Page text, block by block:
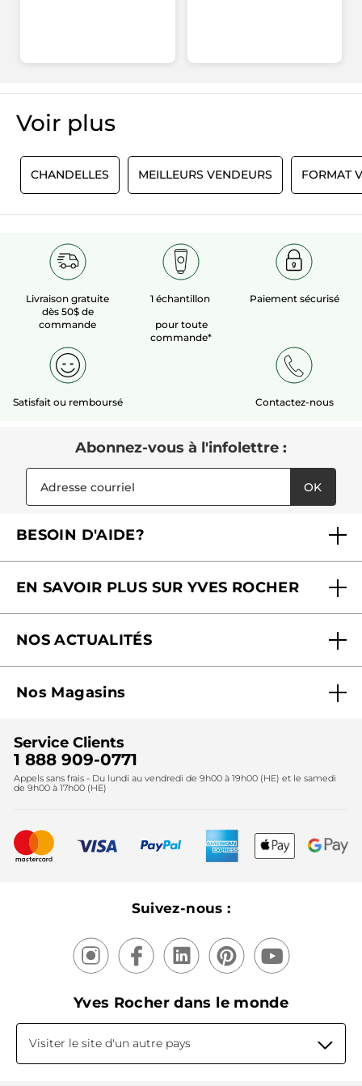
Voir plus​
CHANDELLES MEILLEURS VENDEURS FORMAT
Livraison gratuite
dès 50$ de
commande
1 échantillon
pour toute
commande*
Paiement sécurisé
Satisfait ou remboursé Contactez-nous
Abonnez-vous à l'infolettre :
OK
BESOIN D'AIDE?
Contactez-nous
Offre Courrier / Magazine
Accessibilité
Cadeaux corporatifs
EN SAVOIR PLUS SUR YVES ROCHER
Pourquoi nous faire confiance ?
Fondation Yves Rocher
2024
Lutte contre le travail forcé et le travail des enfants
2025
NOS ACTUALITÉS
Black Friday
Noël
Fête des mères
Nouveautés
Recyclage
Nos Magasins
Instituts
Service Clients
1 888 909-0771
Appels sans frais - Du lundi au vendredi de 9h00 à 19h00 (HE) et le samedi
de 9h00 à 17h00 (HE)
Suivez-nous :
Yves Rocher dans le monde
Visiter le site d'un autre pays